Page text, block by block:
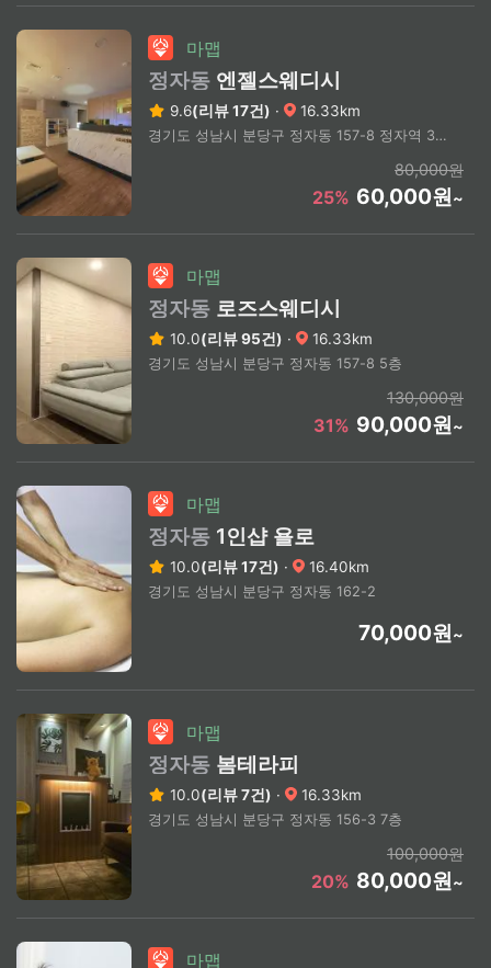
마맵
정자동 엔젤스웨디시
9.6(리뷰 17건) · 16.33km
경기도 성남시 분당구 정자동 157-8 정자역 3번출구 도보 2분거리
80,000원
25% 60,000원~
마맵
정자동 로즈스웨디시
10.0(리뷰 95건) · 16.33km
경기도 성남시 분당구 정자동 157-8 5층
130,000원
31% 90,000원~
마맵
정자동 1인샵 욜로
10.0(리뷰 17건) · 16.40km
경기도 성남시 분당구 정자동 162-2
70,000원~
마맵
정자동 봄테라피
10.0(리뷰 7건) · 16.33km
경기도 성남시 분당구 정자동 156-3 7층
100,000원
20% 80,000원~
마맵